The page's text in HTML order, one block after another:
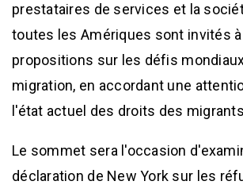
prestataires de services et la
toutes les Amériques sont invités
propositions sur les défis
migration, en accordant une
l'état actuel des droits des
Le sommet sera l'occasion
déclaration de New York sur les